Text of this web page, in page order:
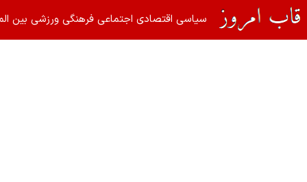
سیاسیاقتصادیاجتماعیفرهنگیورزشیبین